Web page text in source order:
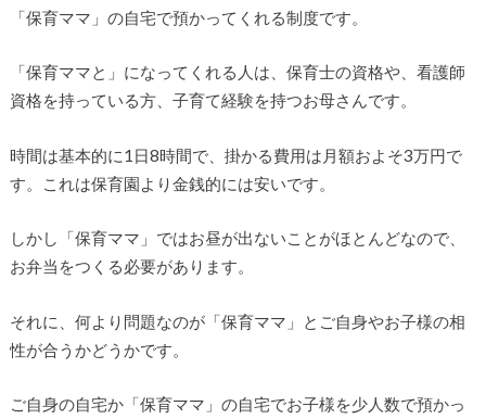
「保育ママ」の自宅で預かってくれる制度です。
「保育ママと」になってくれる人は、保育士の資格や、看護師
資格を持っている方、子育て経験を持つお母さんです。
時間は基本的に1日8時間で、掛かる費用は月額およそ3万円で
す。これは保育園より金銭的には安いです。
しかし「保育ママ」ではお昼が出ないことがほとんどなので、
お弁当をつくる必要があります。
それに、何より問題なのが「保育ママ」とご自身やお子様の相
性が合うかどうかです。
ご自身の自宅か「保育ママ」の自宅でお子様を少人数で預かっ